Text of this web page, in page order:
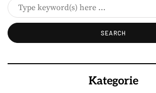
Kategorie